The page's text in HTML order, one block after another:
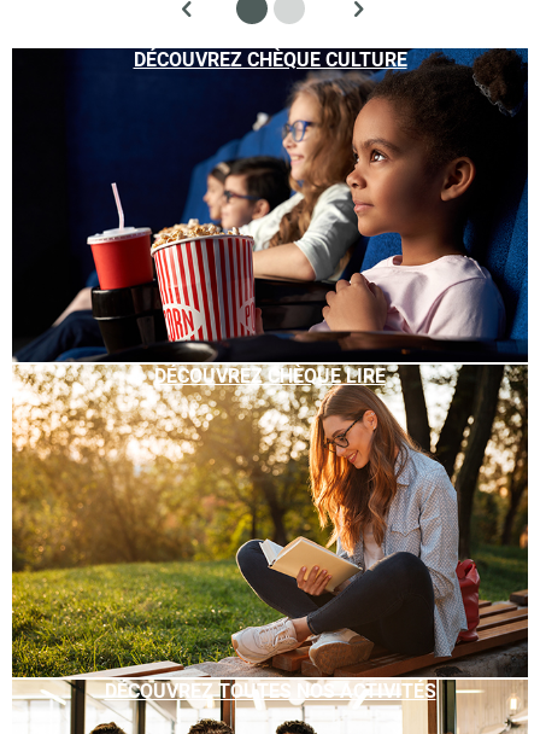
DÉCOUVREZ CHÈQUE CULTURE
DÉCOUVREZ CHÈQUE LIRE
DÉCOUVREZ TOUTES NOS ACTIVITÉS